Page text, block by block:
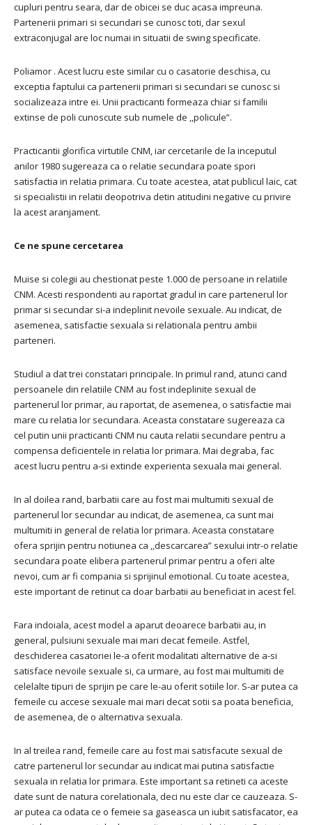
cupluri pentru seara, dar de obicei se duc acasa impreuna.
Partenerii primari si secundari se cunosc toti, dar sexul
extraconjugal are loc numai in situatii de swing specificate.
Poliamor . Acest lucru este similar cu o casatorie deschisa, cu
exceptia faptului ca partenerii primari si secundari se cunosc si
socializeaza intre ei. Unii practicanti formeaza chiar si familii
extinse de poli cunoscute sub numele de ,,policule”.
Practicantii glorifica virtutile CNM, iar cercetarile de la inceputul
anilor 1980 sugereaza ca o relatie secundara poate spori
satisfactia in relatia primara. Cu toate acestea, atat publicul laic, cat
si specialistii in relatii deopotriva detin atitudini negative cu privire
la acest aranjament.
Ce ne spune cercetarea
Muise si colegii au chestionat peste 1.000 de persoane in relatiile
CNM. Acesti respondenti au raportat gradul in care partenerul lor
primar si secundar si-a indeplinit nevoile sexuale. Au indicat, de
asemenea, satisfactie sexuala si relationala pentru ambii
parteneri.
Studiul a dat trei constatari principale. In primul rand, atunci cand
persoanele din relatiile CNM au fost indeplinite sexual de
partenerul lor primar, au raportat, de asemenea, o satisfactie mai
mare cu relatia lor secundara. Aceasta constatare sugereaza ca
cel putin unii practicanti CNM nu cauta relatii secundare pentru a
compensa deficientele in relatia lor primara. Mai degraba, fac
acest lucru pentru a-si extinde experienta sexuala mai general.
In al doilea rand, barbatii care au fost mai multumiti sexual de
partenerul lor secundar au indicat, de asemenea, ca sunt mai
multumiti in general de relatia lor primara. Aceasta constatare
ofera sprijin pentru notiunea ca ,,descarcarea” sexului intr-o relatie
secundara poate elibera partenerul primar pentru a oferi alte
nevoi, cum ar fi compania si sprijinul emotional. Cu toate acestea,
este important de retinut ca doar barbatii au beneficiat in acest fel.
Fara indoiala, acest model a aparut deoarece barbatii au, in
general, pulsiuni sexuale mai mari decat femeile. Astfel,
deschiderea casatoriei le-a oferit modalitati alternative de a-si
satisface nevoile sexuale si, ca urmare, au fost mai multumiti de
celelalte tipuri de sprijin pe care le-au oferit sotiile lor. S-ar putea ca
femeile cu accese sexuale mai mari decat sotii sa poata beneficia,
de asemenea, de o alternativa sexuala.
In al treilea rand, femeile care au fost mai satisfacute sexual de
catre partenerul lor secundar au indicat mai putina satisfactie
sexuala in relatia lor primara. Este important sa retineti ca aceste
date sunt de natura corelationala, deci nu este clar ce cauzeaza. S-
ar putea ca odata ce o femeie sa gaseasca un iubit satisfacator, ea